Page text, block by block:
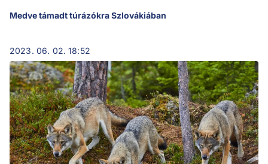
Medve támadt túrázókra Szlovákiában
2023. 06. 02. 18:52